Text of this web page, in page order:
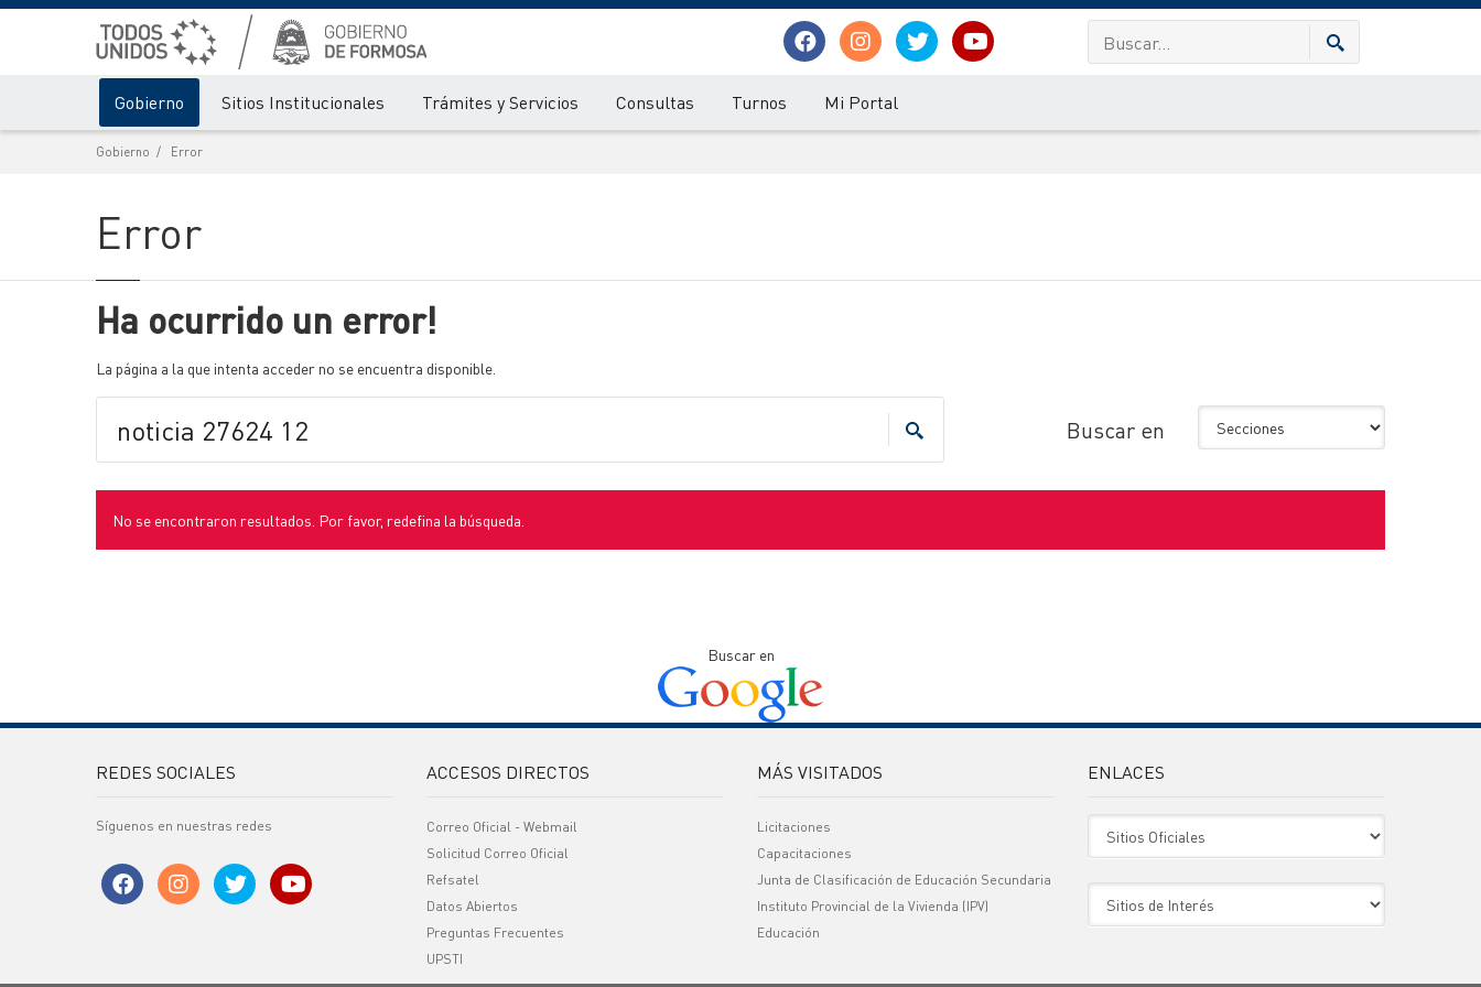
Gobierno Sitios Institucionales Trámites y Servicios Consultas Turnos Mi Portal
Gobierno Error
Error
Ha ocurrido un error!
La página a la que intenta acceder no se encuentra disponible.
Buscar en
No se encontraron resultados. Por favor, redefina la búsqueda.
Buscar en
REDES SOCIALES
Síguenos en nuestras redes
ACCESOS DIRECTOS
Correo Oficial - Webmail
Solicitud Correo Oficial
Refsatel
Datos Abiertos
Preguntas Frecuentes
UPSTI
MÁS VISITADOS
Licitaciones
Capacitaciones
Junta de Clasificación de Educación Secundaria
Instituto Provincial de la Vivienda (IPV)
Educación
ENLACES